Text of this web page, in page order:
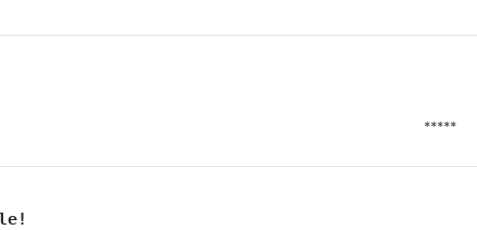
*****